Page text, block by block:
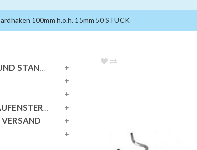
100mm h.o.h. 15mm 50 STÜCK
KLEIDERSTÄNDER UND STANDSPIEGEL
BÜSTEN UND SCHAUFENSTERPUPPEN